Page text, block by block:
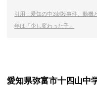
引用：愛知の中3刺殺事件、動
年は「少し変わった子」
愛知県弥富市十四山中